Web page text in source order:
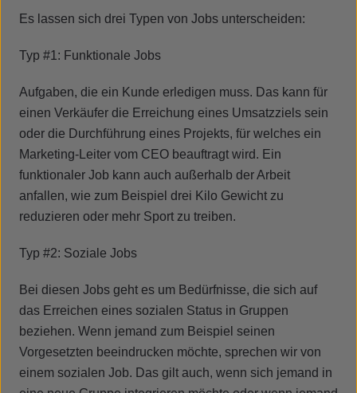
Es lassen sich drei Typen von Jobs unterscheiden:
Typ #1: Funktionale Jobs
Aufgaben, die ein Kunde erledigen muss. Das kann für
einen Verkäufer die Erreichung eines Umsatzziels sein
oder die Durchführung eines Projekts, für welches ein
Marketing-Leiter vom CEO beauftragt wird. Ein
funktionaler Job kann auch außerhalb der Arbeit
anfallen, wie zum Beispiel drei Kilo Gewicht zu
reduzieren oder mehr Sport zu treiben.
Typ #2: Soziale Jobs
Bei diesen Jobs geht es um Bedürfnisse, die sich auf
das Erreichen eines sozialen Status in Gruppen
beziehen. Wenn jemand zum Beispiel seinen
Vorgesetzten beeindrucken möchte, sprechen wir von
einem sozialen Job. Das gilt auch, wenn sich jemand in